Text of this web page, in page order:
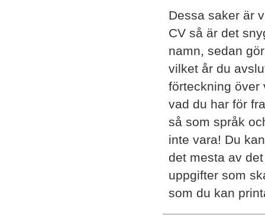
Dessa saker är
CV så är det
namn, sedan
vilket år du
förteckning över
vad du har för
så som språk
inte vara! Du
det mesta av
uppgifter som
som du kan